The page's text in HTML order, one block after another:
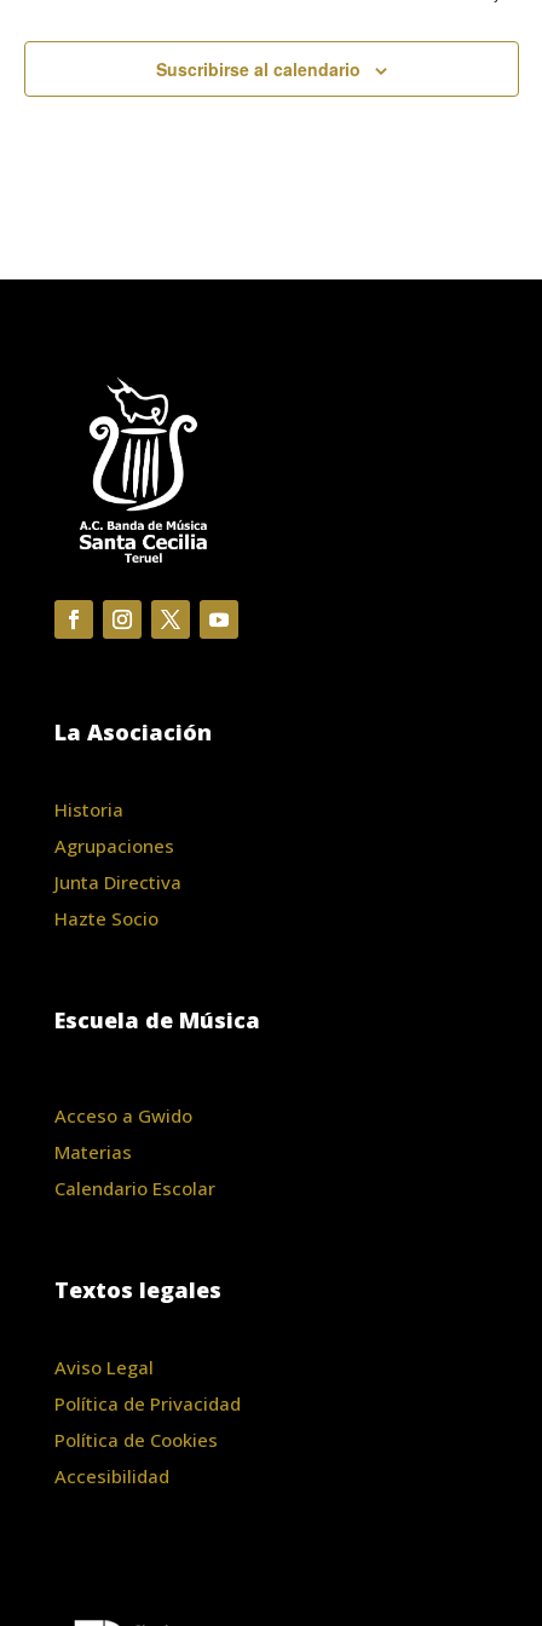
Suscribirse al calendario
La Asociación
Historia
Agrupaciones
Junta Directiva
Hazte Socio
Escuela de Música
Acceso a Gwido
Materias
Calendario Escolar
Textos legales
Aviso Legal
Política de Privacidad
Política de Cookies
Accesibilidad